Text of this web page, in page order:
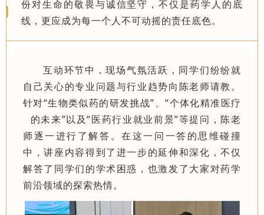
份对生命的敬畏与诚信坚守，不仅是药学人的底
线，更应成为每一个人不可动摇的责任底色。
互动环节中，现场气氛活跃，同学们纷纷就
自己关心的专业问题与行业趋势向陈老师请教。
针对“生物类似药的研发挑战”、“个体化精准医疗
的未来”以及“医药行业就业前景”等提问，陈老
师逐一进行了解答。在这一问一答的思维碰撞
中，讲座内容得到了进一步的延伸和深化，不仅
解答了同学们的学术困惑，也激发了大家对药学
前沿领域的探索热情。